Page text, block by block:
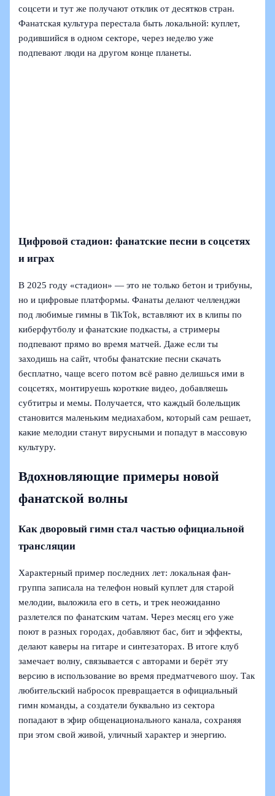
соцсети и тут же получают отклик от десятков стран.
Фанатская культура перестала быть локальной: куплет,
родившийся в одном секторе, через неделю уже
подпевают люди на другом конце планеты.
Цифровой стадион: фанатские песни в соцсетях
и играх
В 2025 году «стадион» — это не только бетон и трибуны,
но и цифровые платформы. Фанаты делают челленджи
под любимые гимны в TikTok, вставляют их в клипы по
киберфутболу и фанатские подкасты, а стримеры
подпевают прямо во время матчей. Даже если ты
заходишь на сайт, чтобы фанатские песни скачать
бесплатно, чаще всего потом всё равно делишься ими в
соцсетях, монтируешь короткие видео, добавляешь
субтитры и мемы. Получается, что каждый болельщик
становится маленьким медиахабом, который сам решает,
какие мелодии станут вирусными и попадут в массовую
культуру.
Вдохновляющие примеры новой
фанатской волны
Как дворовый гимн стал частью официальной
трансляции
Характерный пример последних лет: локальная фан-
группа записала на телефон новый куплет для старой
мелодии, выложила его в сеть, и трек неожиданно
разлетелся по фанатским чатам. Через месяц его уже
поют в разных городах, добавляют бас, бит и эффекты,
делают каверы на гитаре и синтезаторах. В итоге клуб
замечает волну, связывается с авторами и берёт эту
версию в использование во время предматчевого шоу. Так
любительский набросок превращается в официальный
гимн команды, а создатели буквально из сектора
попадают в эфир общенационального канала, сохраняя
при этом свой живой, уличный характер и энергию.